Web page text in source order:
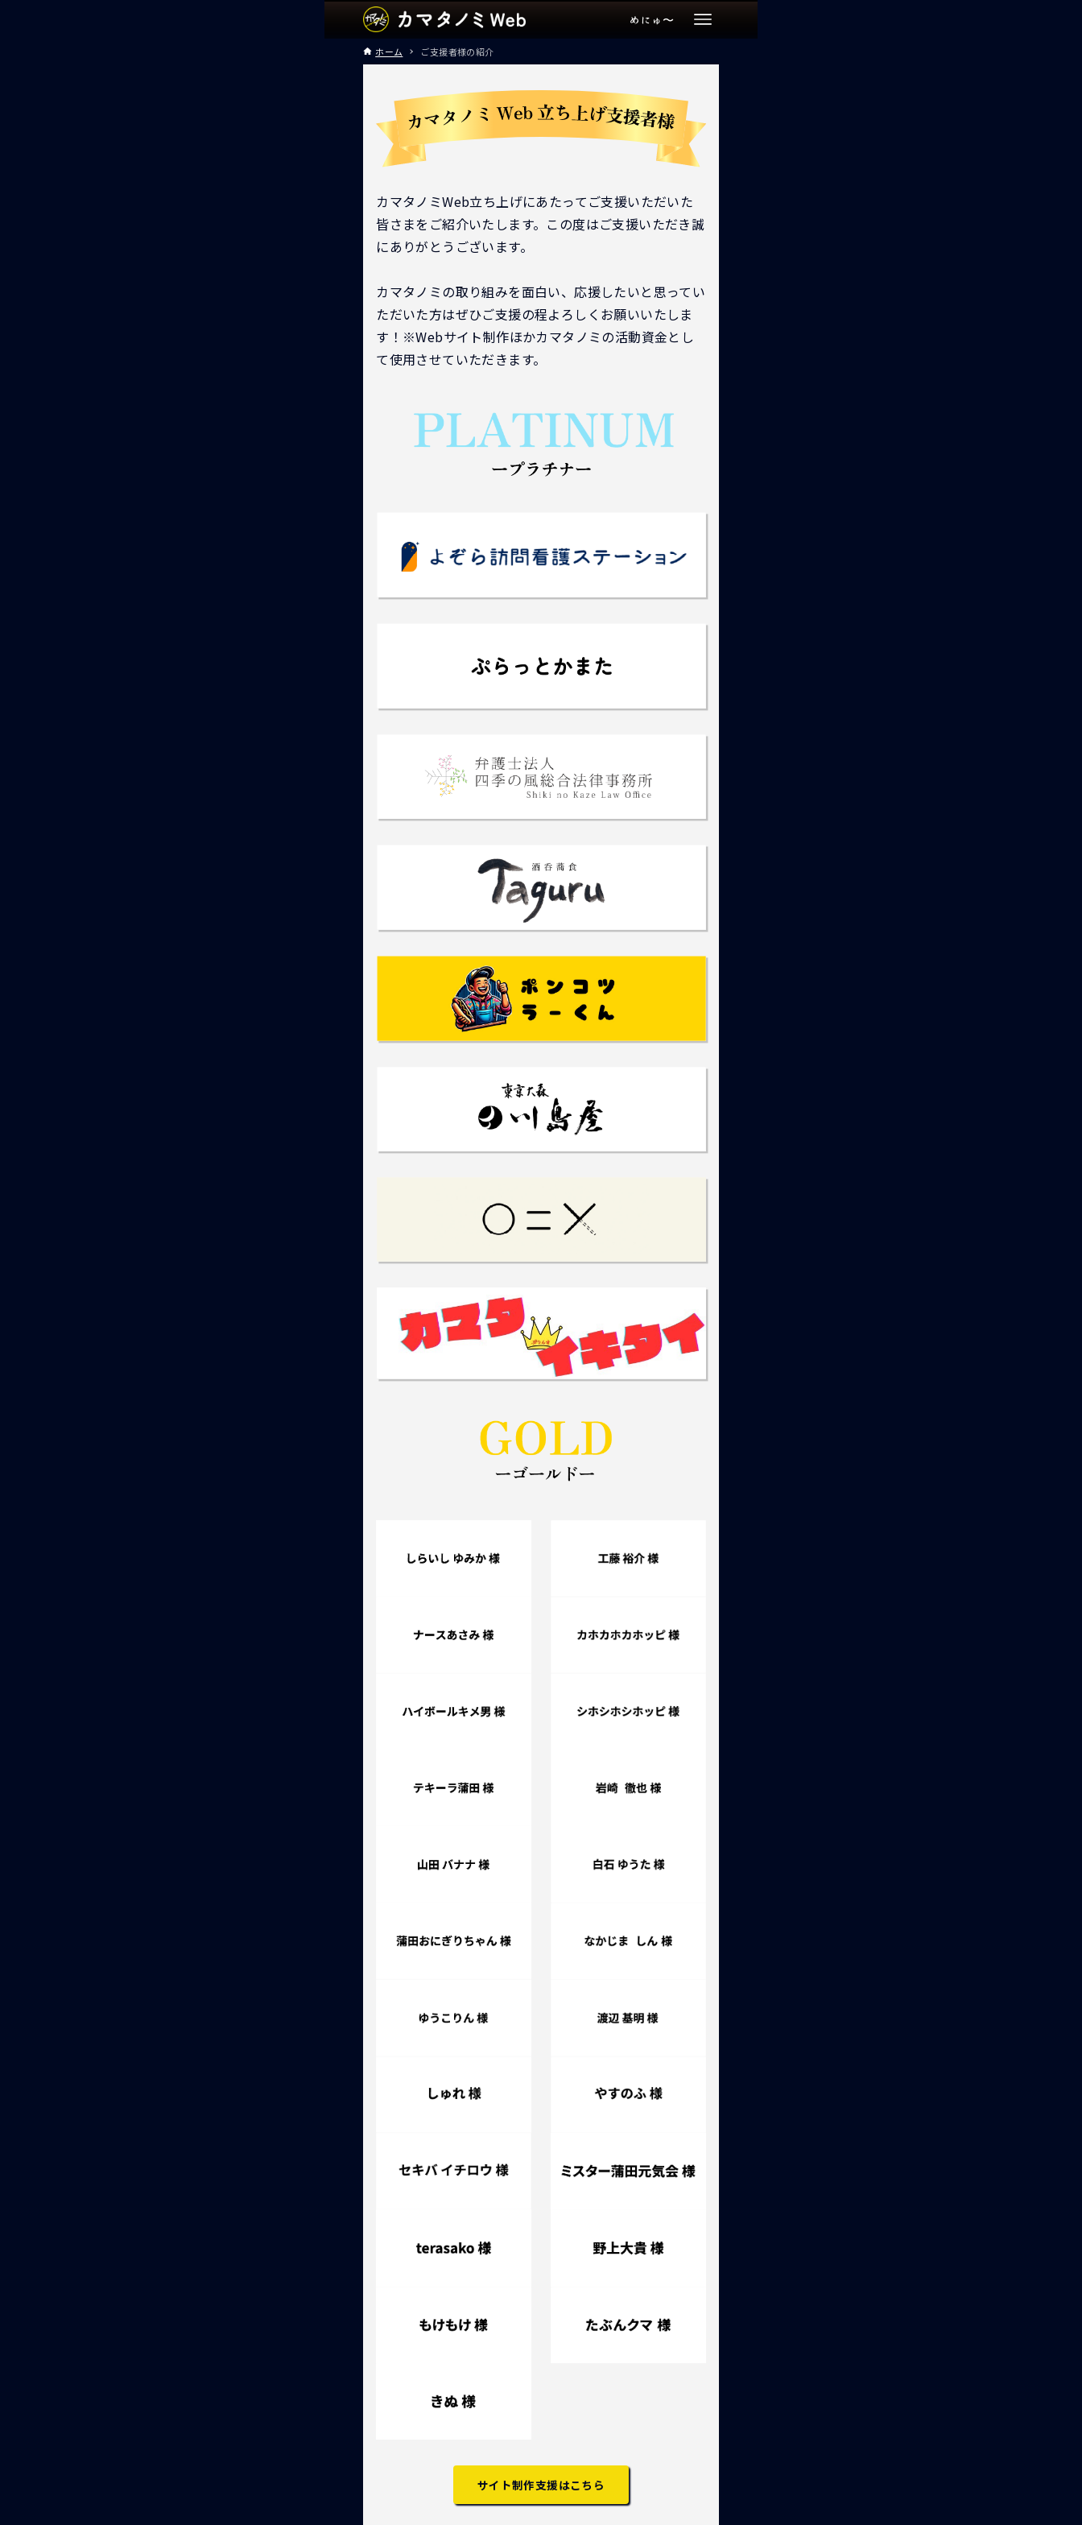
ホーム ご支援者様の紹介
カマタノミWeb立ち上げにあたってご支援いただいた
皆さまをご紹介いたします。この度はご支援いただき誠
にありがとうございます。
カマタノミの取り組みを面白い、応援したいと思ってい
ただいた方はぜひご支援の程よろしくお願いいたしま
す！※Webサイト制作ほかカマタノミの活動資金とし
て使用させていただきます。
サイト制作支援はこちら